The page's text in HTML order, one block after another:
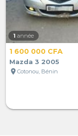
1 année
1 600 000 CFA
Mazda 3 2005
location_on Cotonou, Bénin